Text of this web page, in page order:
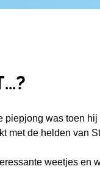
piepjong was toen
met de helden van
weetjes en